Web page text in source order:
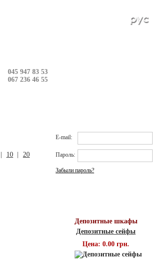
045 947 83 53
067 236 46 55
10 20
E-mail:
Пароль:
Забыли пароль?
Депозитные шкафы
Депозитные сейфы
Цена: 0.00 грн.